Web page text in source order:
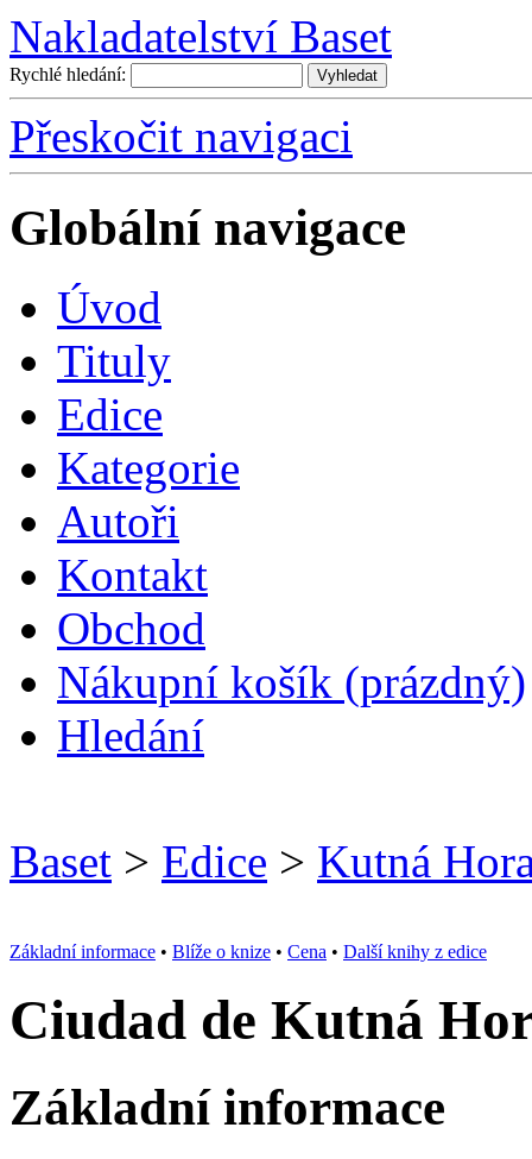
Nakladatelství Baset
Rychlé hledání:
Přeskočit navigaci
Globální navigace
Úvod
Tituly
Edice
Kategorie
Autoři
Kontakt
Obchod
Nákupní košík (prázdný)
Hledání
Baset > Edice > Kutná
Základní informace • Blíže o knize • Cena • Další knihy z edice
Ciudad de Kutná
Základní informace